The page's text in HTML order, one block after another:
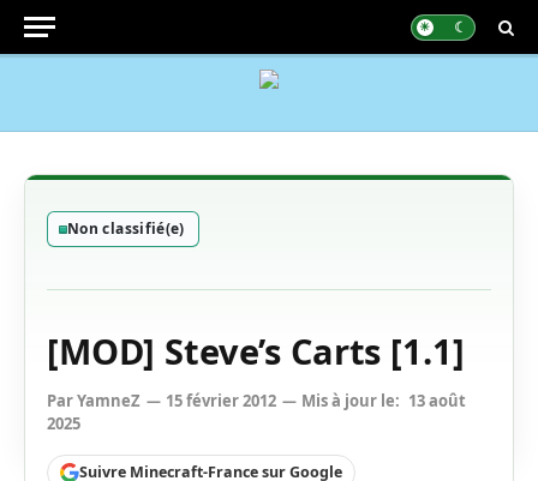
Non classifié(e)
[MOD] Steve’s Carts [1.1]
ParYamneZ 15 février 2012 Mis à jour le: 13 août
2025
Suivre Minecraft-France sur Google